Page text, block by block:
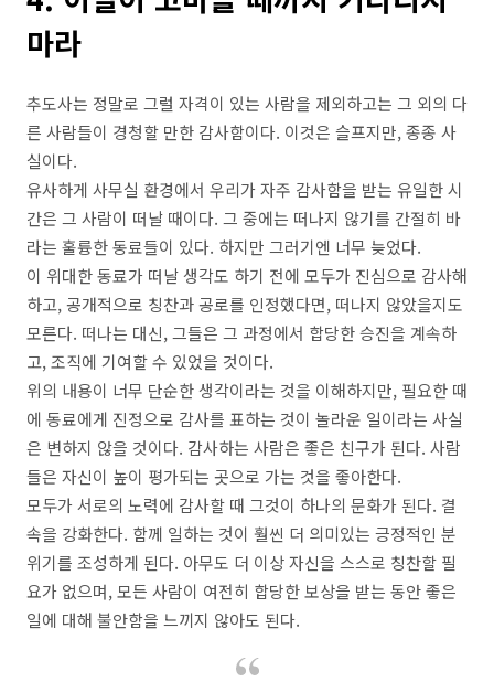
마라
추도사는 정말로 그럴 자격이 있는 사람을 제외하고는 그 외의 다
른 사람들이 경청할 만한 감사함이다. 이것은 슬프지만, 종종 사
실이다.
유사하게 사무실 환경에서 우리가 자주 감사함을 받는 유일한 시
간은 그 사람이 떠날 때이다. 그 중에는 떠나지 않기를 간절히 바
라는 훌륭한 동료들이 있다. 하지만 그러기엔 너무 늦었다.
이 위대한 동료가 떠날 생각도 하기 전에 모두가 진심으로 감사해
하고, 공개적으로 칭찬과 공로를 인정했다면, 떠나지 않았을지도
모른다. 떠나는 대신, 그들은 그 과정에서 합당한 승진을 계속하
고, 조직에 기여할 수 있었을 것이다.
위의 내용이 너무 단순한 생각이라는 것을 이해하지만, 필요한 때
에 동료에게 진정으로 감사를 표하는 것이 놀라운 일이라는 사실
은 변하지 않을 것이다. 감사하는 사람은 좋은 친구가 된다. 사람
들은 자신이 높이 평가되는 곳으로 가는 것을 좋아한다.
모두가 서로의 노력에 감사할 때 그것이 하나의 문화가 된다. 결
속을 강화한다. 함께 일하는 것이 훨씬 더 의미있는 긍정적인 분
위기를 조성하게 된다. 아무도 더 이상 자신을 스스로 칭찬할 필
요가 없으며, 모든 사람이 여전히 합당한 보상을 받는 동안 좋은
일에 대해 불안함을 느끼지 않아도 된다.